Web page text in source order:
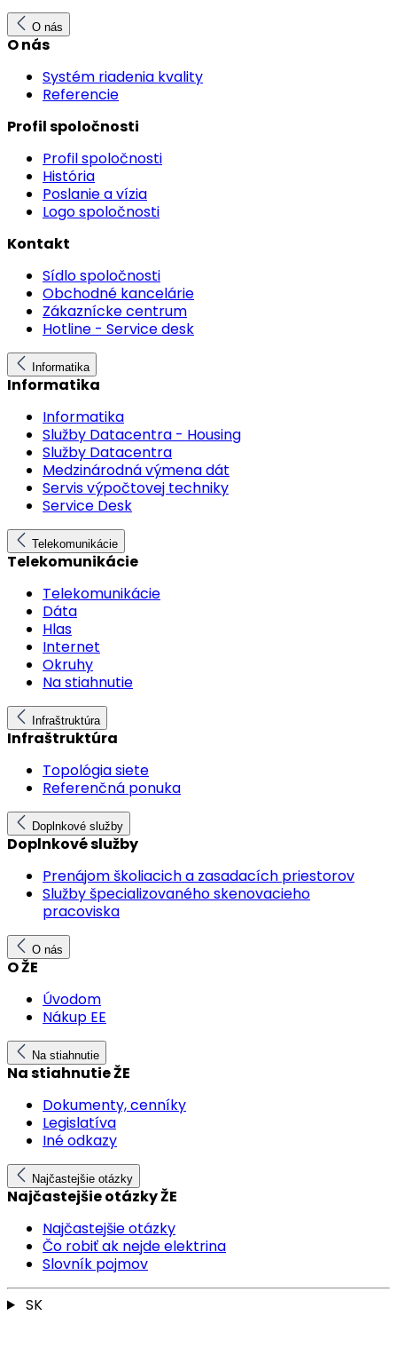
O nás
O nás
Systém riadenia kvality
Referencie
Profil spoločnosti
Profil spoločnosti
História
Poslanie a vízia
Logo spoločnosti
Kontakt
Sídlo spoločnosti
Obchodné kancelárie
Zákaznícke centrum
Hotline - Service desk
Informatika
Informatika
Informatika
Služby Datacentra - Housing
Služby Datacentra
Medzinárodná výmena dát
Servis výpočtovej techniky
Service Desk
Telekomunikácie
Telekomunikácie
Telekomunikácie
Dáta
Hlas
Internet
Okruhy
Na stiahnutie
Infraštruktúra
Infraštruktúra
Topológia siete
Referenčná ponuka
Doplnkové služby
Doplnkové služby
Prenájom školiacich a zasadacích priestorov
Služby špecializovaného skenovacieho
pracoviska
O nás
O ŽE
Úvodom
Nákup EE
Na stiahnutie
Na stiahnutie ŽE
Dokumenty, cenníky
Legislatíva
Iné odkazy
Najčastejšie otázky
Najčastejšie otázky ŽE
Najčastejšie otázky
Čo robiť ak nejde elektrina
Slovník pojmov
SK